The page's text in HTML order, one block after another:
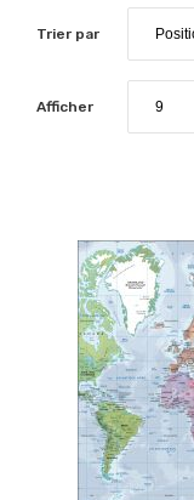
Trier par
Afficher